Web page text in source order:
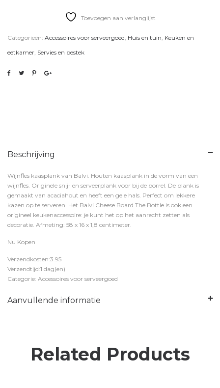
Toevoegen aan verlanglijst
Categorieën: Accessoires voor serveergoed, Huis en tuin, Keuken en
eetkamer, Servies en bestek
Beschrijving
Wijnfles kaasplank van Balvi. Houten kaasplank in de vorm van een
wijnfles. Originele snij- en serveerplank voor bij de borrel. De plank is
gemaakt van acaciahout en heeft een gele hals. Perfect om lekkere
kazen op te serveren. Het Balvi Cheese Board The Bottle is ook een
origineel keukenaccessoire: je kunt het op het aanrecht zetten als
decoratie. Afmeting: 58 x 16 x 1,8 centimeter.
Nu Kopen
Verzendkosten:3.95
Verzendtijd:1 dag(en)
Categorie: Accessoires voor serveergoed
Aanvullende informatie
Related Products